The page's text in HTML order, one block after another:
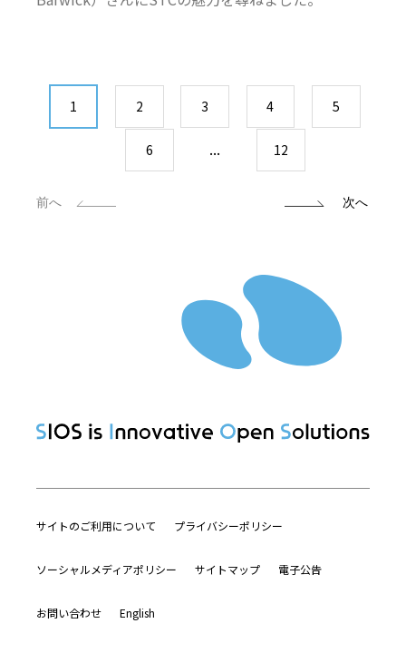
前へ
1 2 3 4 5
6 ... 12
次へ
サイトのご利用について プライバシーポリシー
ソーシャルメディアポリシー サイトマップ 電子公告
お問い合わせ English